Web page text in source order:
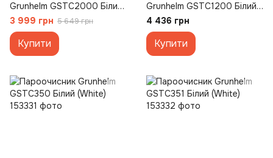
Grunhelm GSTC2000 Білий
(White)
3 999 грн 5 649 грн
Купити
Grunhelm GSTC1200 Білий
(White)
4 436 грн
Купити